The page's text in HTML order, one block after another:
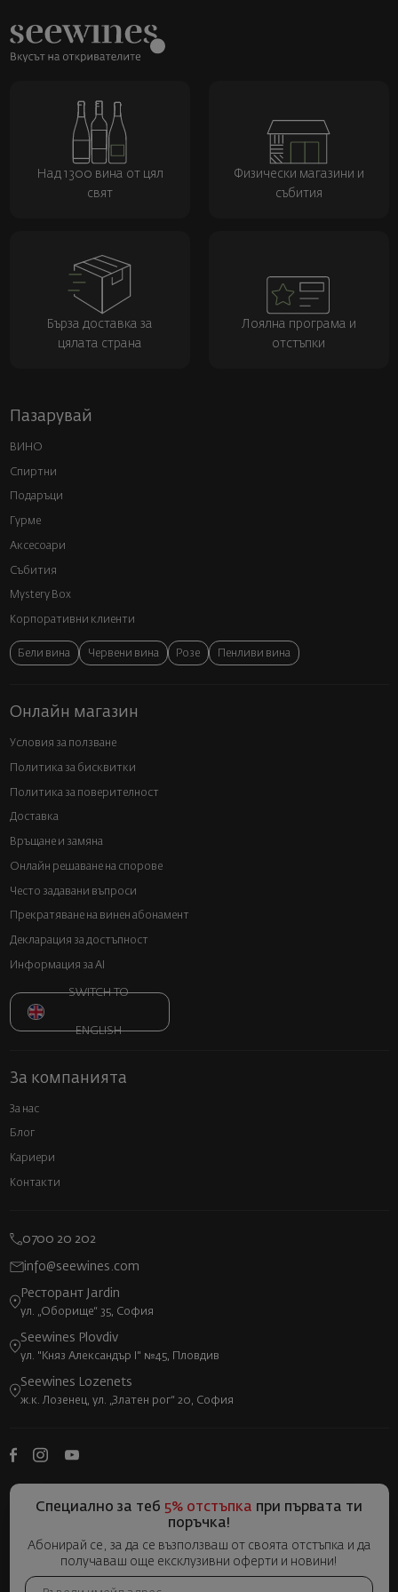
Над 1300 вина от цял
свят
Физически магазини и
събития
Бърза доставка за
цялата страна
Лоялна програма и
отстъпки
Пазарувай
ВИНО
Спиртни
Подаръци
Гурме
Аксесоари
Събития
Mystery Box
Корпоративни клиенти
Бели вина Червени вина Розе Пенливи вина
Онлайн магазин
Условия за ползване
Политика за бисквитки
Политика за поверителност
Доставка
Връщане и замяна
Онлайн решаване на спорове
Често задавани въпроси
Прекратяване на винен абонамент
Декларация за достъпност
Информация за AI
SWITCH TO
ENGLISH
За компанията
За нас
Блог
Кариери
Контакти
0700 20 202
info@seewines.com
Ресторант Jardin
ул. „Оборище“ 35, София
Seewines Plovdiv
ул. "Княз Александър I" №45, Пловдив
Seewines Lozenets
ж.к. Лозенец, ул. „Златен рог“ 20, София
Специално за теб 5% отстъпка при първата ти
поръчка!
Абонирай се, за да се възползваш от своята отстъпка и да
получаваш още ексклузивни оферти и новини!